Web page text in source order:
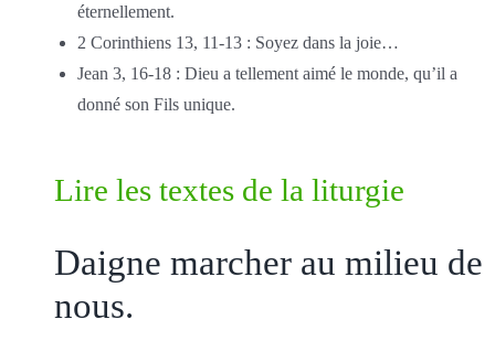
éternellement.
2 Corinthiens 13, 11-13 : Soyez dans la joie…
Jean 3, 16-18 : Dieu a tellement aimé le monde, qu’il a
donné son Fils unique.
Lire les textes de la liturgie
Daigne marcher au milieu de
nous.